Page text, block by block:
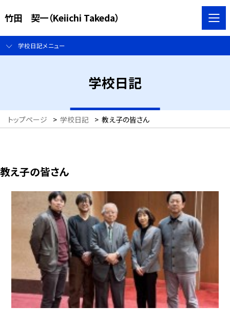
竹田 契一（Keiichi Takeda）
学校日記メニュー
学校日記
トップページ > 学校日記 > 教え子の皆さん
教え子の皆さん